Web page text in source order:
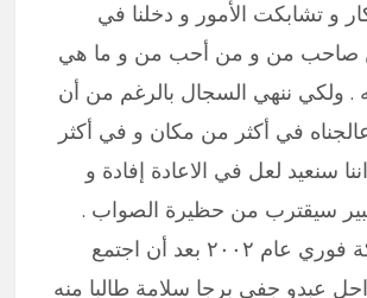
و تشابكت الأمور و دخلنا في
من و من أحب من و ما هي
. ولكي ننهي السجال بالرغم من أن
في أكثر من مكان و في أكثر
سنعيد لعل في الاعادة إفادة و
سيقترب من حظيرة الصواب .
تأسست شركة فوري عام ٢٠٠٢ بعد أن اجتمع
عبدو جفي برجا سلامة طالبا منه